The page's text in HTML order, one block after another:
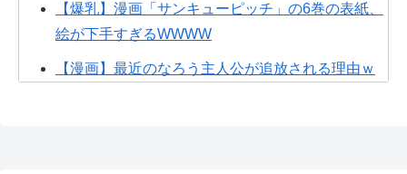
【爆乳】漫画「サンキューピッチ」の6巻の表紙、
絵が下手すぎるWWWW
【漫画】最近のなろう主人公が追放される理由ｗ